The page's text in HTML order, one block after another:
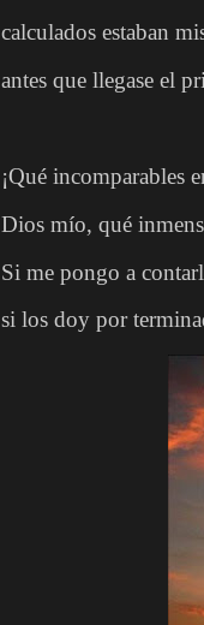
calculados estaban
antes que llegase el
¡Qué incomparables
Dios mío, qué
Si me pongo a
si los doy por